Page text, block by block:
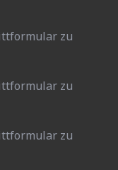
zu
zu
zu